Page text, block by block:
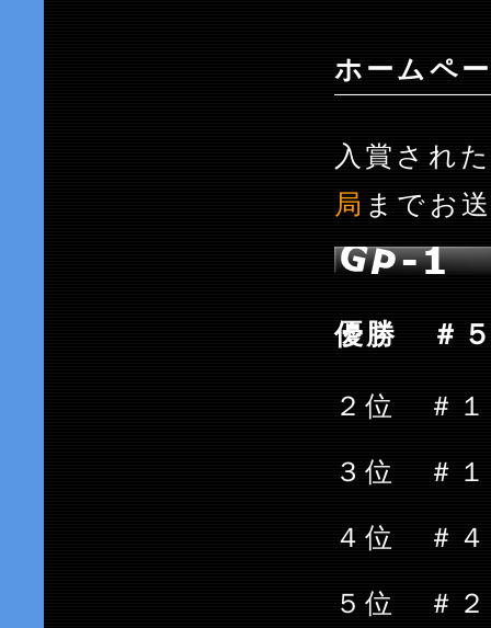
ホームペ
入賞され
局 までお
優勝 ＃
２位 ＃
３位 ＃
４位 ＃
５位 ＃